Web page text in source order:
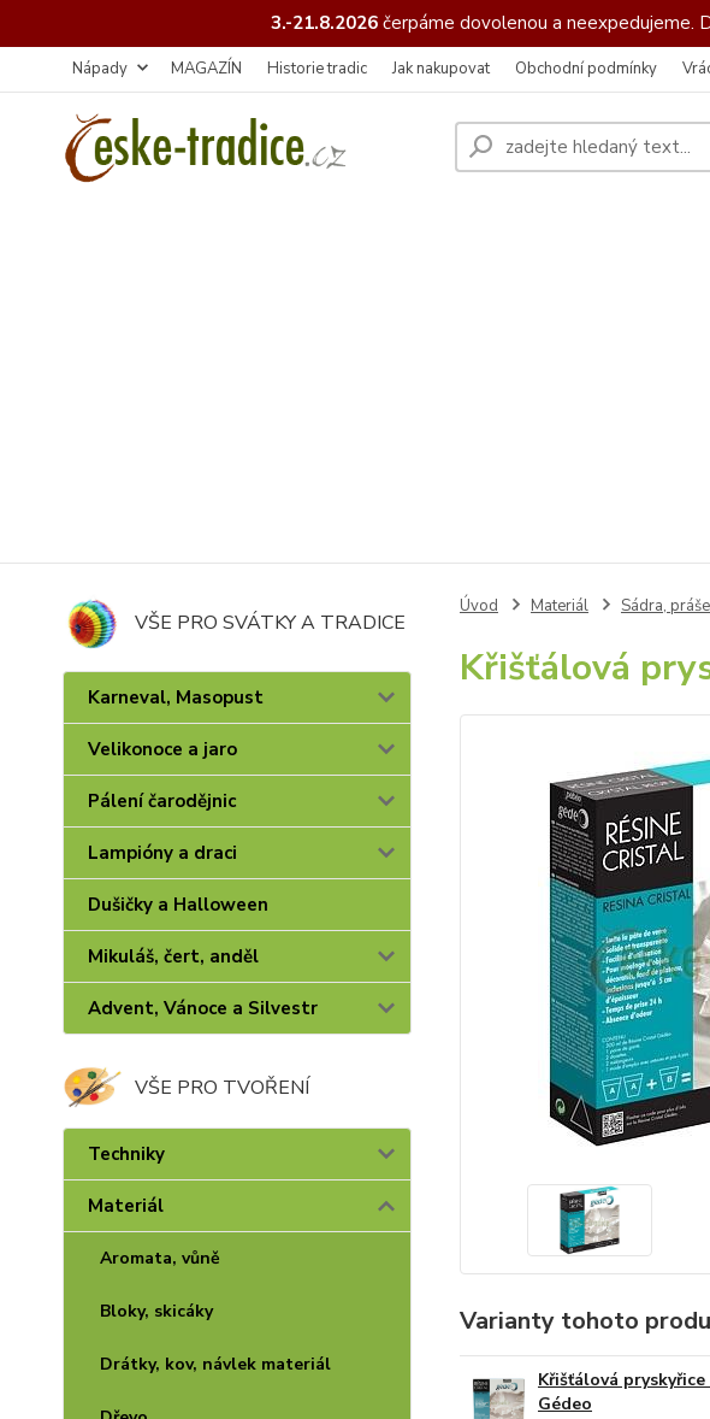
3.-21.8.2026čerpáme dovolenou a neexpedujeme.
Nápady MAGAZÍN Historie tradic Jak nakupovat Obchodní podmínky
VŠE PRO SVÁTKY A TRADICE
Karneval, Masopust
Velikonoce a jaro
Pálení čarodějnic
Lampióny a draci
Dušičky a Halloween
Mikuláš, čert, anděl
Advent, Vánoce a Silvestr
VŠE PRO TVOŘENÍ
Techniky
Materiál
Aromata, vůně
Bloky, skicáky
Drátky, kov, návlek materiál
Úvod Materiál Sádra,
Křišťálová
Varianty tohoto
Křišťálová
Gédeo